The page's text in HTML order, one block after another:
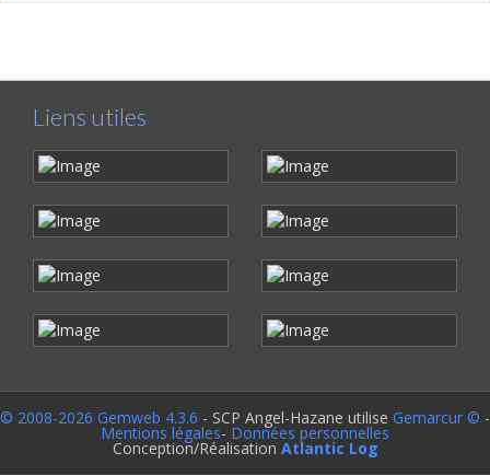
Liens utiles
© 2008-2026 Gemweb 4.3.6 - SCP Angel-Hazane utilise Gemarcur © -
Mentions légales- Données personnelles
Conception/Réalisation Atlantic Log